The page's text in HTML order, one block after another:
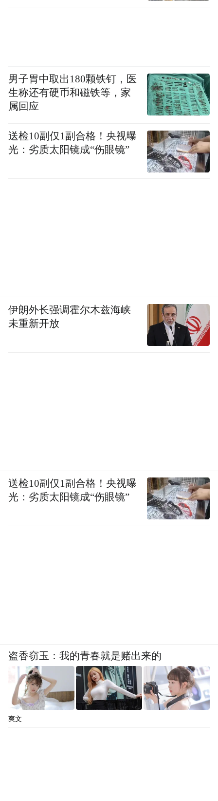
男子胃中取出180颗铁钉，医
生称还有硬币和磁铁等，家
属回应
送检10副仅1副合格！央视曝
光：劣质太阳镜成“伤眼镜”
伊朗外长强调霍尔木兹海峡
未重新开放
送检10副仅1副合格！央视曝
光：劣质太阳镜成“伤眼镜”
盗香窃玉：我的青春就是赌出来的
爽文